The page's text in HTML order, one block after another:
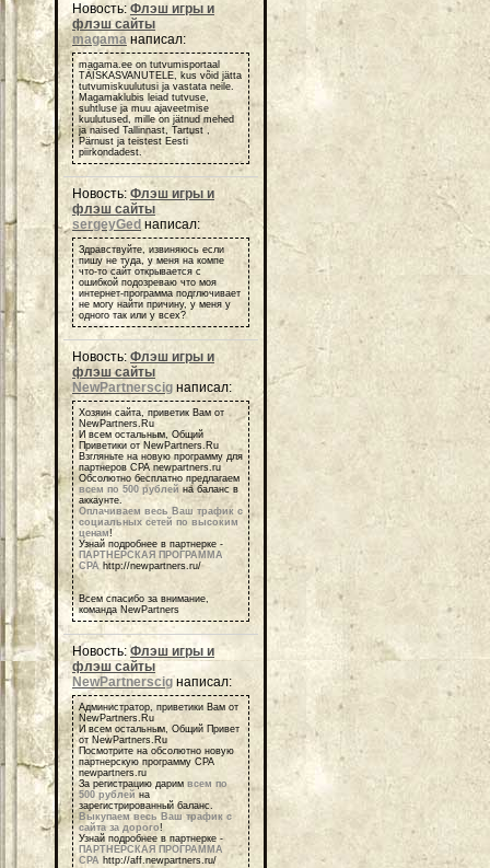
Новость: Флэш игры и
флэш сайты
magama написал:
magama.ee on tutvumisportaal
TÄISKASVANUTELE, kus võid jätta
tutvumiskuulutusi ja vastata neile.
Magamaklubis leiad tutvuse,
suhtluse ja muu ajaveetmise
kuulutused, mille on jätnud mehed
ja naised Tallinnast, Tartust ,
Pärnust ja teistest Eesti
piirkondadest.
Новость: Флэш игры и
флэш сайты
sergeyGed написал:
Здравствуйте, извиняюсь если
пишу не туда, у меня на компе
что-то сайт открывается с
ошибкой подозреваю что моя
интернет-программа подглючивает
не могу найти причину, у меня у
одного так или у всех?
Новость: Флэш игры и
флэш сайты
NewPartnerscig написал:
Хозяин сайта, приветик Вам от
NewPartners.Ru
И всем остальным, Общий
Приветики от NewPartners.Ru
Взгляньте на новую программу для
партнеров СРА newpartners.ru
Обсолютно бесплатно предлагаем
всем по 500 рублей на баланс в
аккаунте.
Оплачиваем весь Ваш трафик с
социальных сетей по высоким
ценам!
Узнай подробнее в партнерке -
ПАРТНЕРСКАЯ ПРОГРАММА
СРАhttp://newpartners.ru/
Всем спасибо за внимание,
команда NewPartners
Новость:Флэш игры и
флэш сайты
NewPartnerscig написал:
Администратор, приветики Вам от
NewPartners.Ru
И всем остальным, Общий Привет
от NewPartners.Ru
Посмотрите на обсолютно новую
партнерскую программу СРА
newpartners.ru
За регистрацию дарим всем по
500 рублей на
зарегистрированный баланс.
Выкупаем весь Ваш трафик с
сайта за дорого!
Узнай подробнее в партнерке -
ПАРТНЕРСКАЯ ПРОГРАММА
СРА http://aff.newpartners.ru/